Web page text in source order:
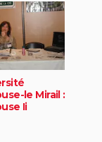
le Mirail :
Ii